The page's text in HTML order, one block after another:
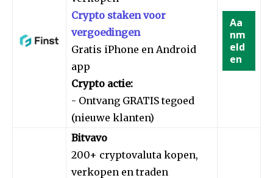
Crypto staken voor
vergoedingen
Gratis iPhone en Android
app
Crypto actie:
- Ontvang GRATIS tegoed
(nieuwe klanten)
Aa
nm
eld
en
Bitvavo
200+ cryptovaluta kopen,
verkopen en traden